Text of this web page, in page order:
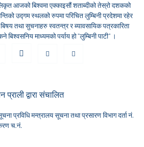
आजको बिश्वमा एक्काइसौं शताब्दीको तेस्रो दशकको
उद्गम स्थलको रुपमा परिचित लुम्बिनी प्रदेशमा रहेर
बिषय तथा सुचनाहरु स्वतन्त्र र ब्यावसायिक पत्रकारिता
बिश्वसनिय माध्यमको पर्याय हो "लुम्बिनी पाटी" ।
प्राली द्वारा संचालित
प्रविधि मन्त्रालय सूचना तथा प्रसारण विभाग दर्ता नं.
च.नं.